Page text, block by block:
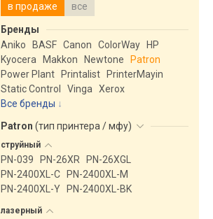
в продаже все
Бренды
Aniko
BASF Canon ColorWay
HP
Kyocera
Makkon Newtone
Patron
Power Plant
Printalist
PrinterMayin
Static Control
Vinga
Xerox
Все бренды
Patron (тип принтера / мфу)
струйный
PN-039 PN-26XR
PN-26XGL
PN-2400XL-C
PN-2400XL-M
PN-2400XL-Y
PN-2400XL-BK
лазерный